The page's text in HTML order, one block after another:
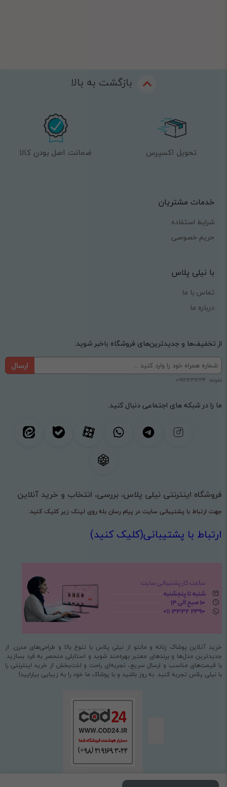
بازگشت به بالا
تحویل اکسپرس ضمانت اصل بودن کالا
خدمات مشتریان
شرایط استفاده
حریم خصوصی
با نیلی پلاس
تماس با ما
درباره ما
از تخفیف‌ها و جدیدترین‌های فروشگاه باخبر شوید:
ارسال
نمونه: 09121231234
ما را در شبکه های اجتماعی دنبال کنید.
فروشگاه اینترنتی نیلی پلاس، بررسی، انتخاب و خرید آنلاین
جهت ارتباط با پشتیبانی سایت در پیام رسان بله روی لینک زیر کلیک کنید:
ارتباط با پشتیبانی(کلیک کنید)
خرید آنلاین پوشاک زنانه و مانتو از نیلی پلاس با تنوع بالا و طراحی‌های مدرن. از
جدیدترین مدل‌ها و برندهای معتبر بهره‌مند شوید و استایلی منحصر به فرد بسازید.
با قیمت‌های مناسب و ارسال سریع، تجربه‌ای راحت و لذت‌بخش از خرید اینترنتی را
با نیلی پلاس تجربه کنید. به روز باشید و با پوشاک ما خود را به زیبایی بیارایید!